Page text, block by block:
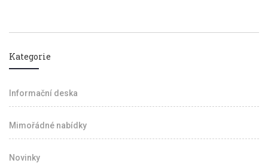
Kategorie
Informační deska
Mimořádné nabídky
Novinky